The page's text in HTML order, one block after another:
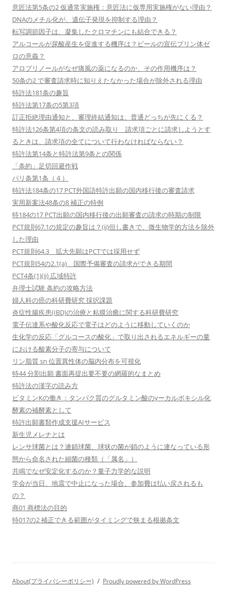
意匠法第5条の2 仮通常実施権：意匠法に仮専用実施権がない理由？
DNAのメチル化が、遺伝子発現を抑制する理由？
転写調節因子は、凝集したクロマチンにも結合できる？
アルコールが尿酸産生を促進する機序は？ビールの宣伝プリン体ゼ
ロの意義？
アロプリノールがなぜ痛風の薬になるのか、その作用機序は？
50条の2 で審査請求時に知りえたなかった場合が除外される理由
特許法181条の趣旨
特許法第17条の5第3項
訂正拒絶理由通知と、審理終結通知は、普通どっちが先にくる？
特許法126条第4項の条文の読み取り 請求項ごとに請求しようとす
るときは、請求項の全てについて行わなければならない？
特許法第14条と特許法第9条との関係
「条約」足切回避作戦
パリ条第1条（４）
特許法184条の17 PCT外国語特許出願の国内移行後の審査請求
実用新案法48条の8 補正の特例
特184の17 PCT出願の国内移行後の出願審査の請求の時期の制限
PCT規則67.1の規定の趣旨は？(ii)但し書きで、微生物学的方法を除外
した理由
PCT規則64.3 拡大先願はPCTでは採用せず
PCT規則54の2.1(a) 国際予備審査の請求ができる期間
PCT4条(1)(ii) 広域特許
弁理士試験 条約の攻略方法
婦人科の癌の科研費研究 採択課題
炎症性腸疾患(IBD)の治療と粘膜治癒に関する科研費研究
電子伝達系や酸化反応で電子はどのように移動していくのか
生化学の反応「グルコースの酸化」で取り出されるエネルギーの量
における酸素分子の寄与について
リン脂質 sn 位置異性体の脳内分布を可視化
特44 分割出願 書面再提出要不要の網羅的なまとめ
特許法の漢字の読み方
ビタミンKの働き：タンパク質のグルタミン酸のγーカルボキシル化
酵素の補酵素として
特許出願書類作成支援AIサービス
新生児メレナとは
レンサ球菌とは？連鎖球菌、球状の菌が鎖のように連なっている形
態から命名された細菌の種類（「属名」）
共鳴でなぜ安定化するのか？量子力学的な説明
学会が当日、地震で中止になった場合、参加費は払い戻されるも
の？
商01 商標法の目的
特017の2 補正できる範囲がタイミングで狭まる根拠条文
About(プライバシーポリシー) Proudly powered by WordPress